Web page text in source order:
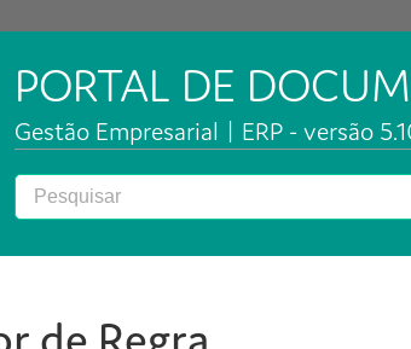
PORTAL DE
Gestão Empresarial | ERP - versão